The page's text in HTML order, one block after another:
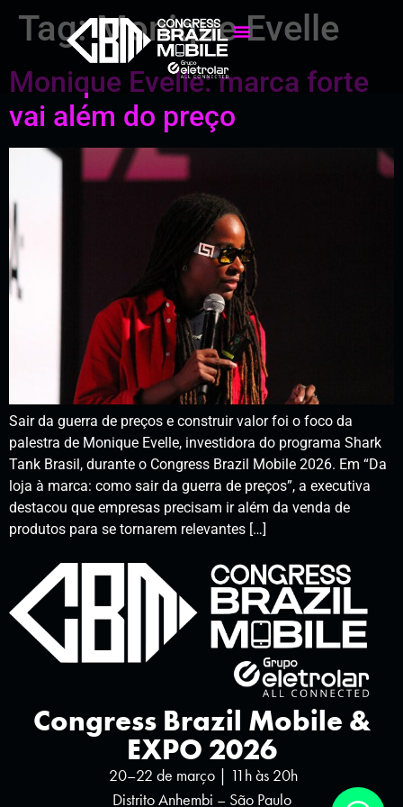
Tag:Monique Evelle
Monique Evelle: marca forte
vai além do preço
Sair da guerra de preços e construir valor foi o foco da
palestra de Monique Evelle, investidora do programa Shark
Tank Brasil, durante o Congress Brazil Mobile 2026. Em “Da
loja à marca: como sair da guerra de preços”, a executiva
destacou que empresas precisam ir além da venda de
produtos para se tornarem relevantes […]
Congress Brazil Mobile &
EXPO 2026
20–22 de março | 11h às 20h
Distrito Anhembi – São Paulo